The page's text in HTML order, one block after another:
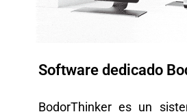
Software dedicado
BodorThinker es un